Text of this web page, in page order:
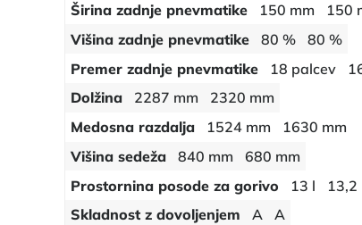
Širina zadnje pnevmatike 150 mm
150
Višina zadnje pnevmatike
80 %
80 %
Premer zadnje pnevmatike
18 palcev
Dolžina
2287 mm
2320 mm
Medosna razdalja
1524 mm
1630 mm
Višina sedeža
840 mm
680 mm
Prostornina posode za gorivo
13 l
13,2
Skladnost z dovoljenjem
A A